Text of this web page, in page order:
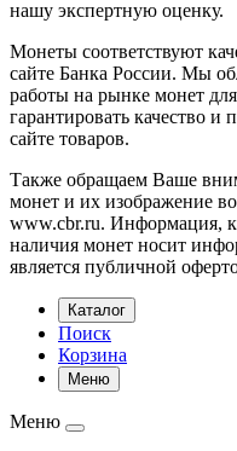
нашу экспертную оценку.
Монеты соответствуют
сайте Банка России. Мы
работы на рынке монет
гарантировать качество
сайте товаров.
Также обращаем Ваше
монет и их изображение
www.cbr.ru. Информация,
наличия монет носит
является публичной
Каталог
Поиск
Корзина
Меню
Меню